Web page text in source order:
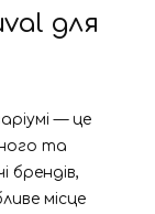
для
— це
та
брендів,
місце